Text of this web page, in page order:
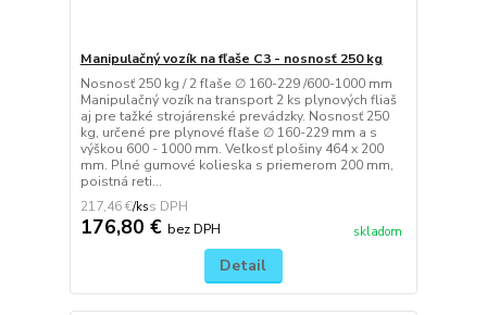
Manipulačný vozík na fľaše C3 - nosnosť 250 kg
Nosnosť 250 kg / 2 fľaše ∅ 160-229 /600-1000 mm
Manipulačný vozík na transport 2 ks plynových fliaš
aj pre tažké strojárenské prevádzky. Nosnosť 250
kg, určené pre plynové fľaše ∅ 160-229 mm a s
výškou 600 - 1000 mm. Veľkosť plošiny 464 x 200
mm. Plné gumové kolieska s priemerom 200 mm,
poistná reti...
217,46 €/ks
176,80 € bez DPH skladom
Detail